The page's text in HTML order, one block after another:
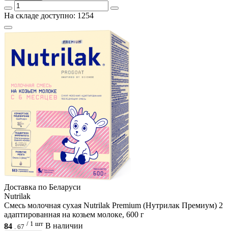
На складе доступно: 1254
Доcтавка по Беларуси
Nutrilak
Смесь молочная сухая Nutrilak Premium (Нутрилак Премиум) 2
адаптированная на козьем молоке, 600 г
84
67 / 1 шт В наличии